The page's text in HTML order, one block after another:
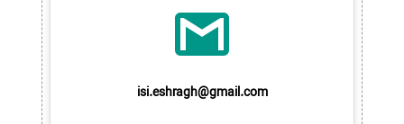
isi.eshragh@gmail.com